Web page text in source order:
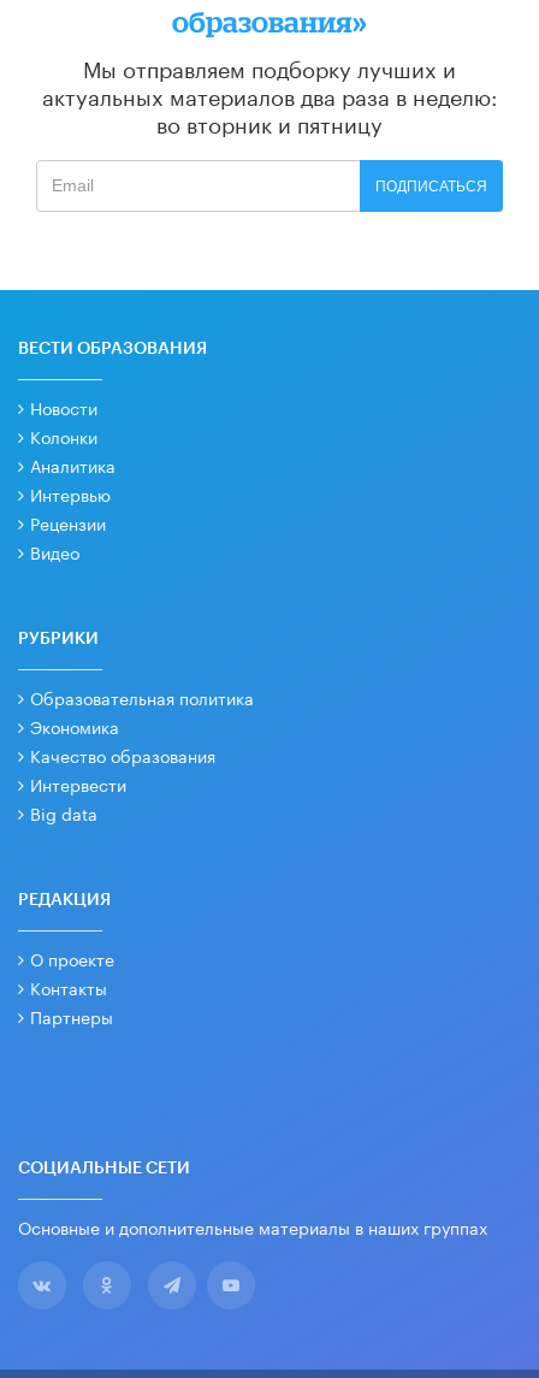
образования»
Мы отправляем подборку лучших и
актуальных материалов два раза в неделю:
во вторник и пятницу
ПОДПИСАТЬСЯ
ВЕСТИ ОБРАЗОВАНИЯ
Новости
Колонки
Аналитика
Интервью
Рецензии
Видео
РУБРИКИ
Образовательная политика
Экономика
Качество образования
Интервести
Big data
РЕДАКЦИЯ
О проекте
Контакты
Партнеры
СОЦИАЛЬНЫЕ СЕТИ
Основные и дополнительные материалы в наших группах